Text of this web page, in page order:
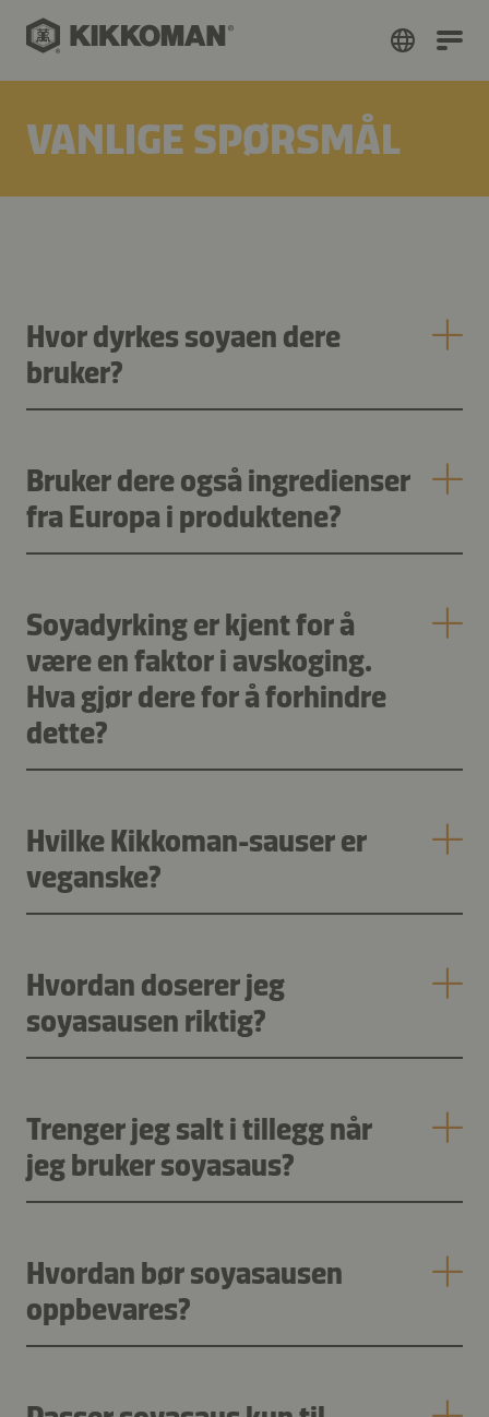
VANLIGE SPØRSMÅL
Hvor dyrkes soyaen dere
bruker?
Bruker dere også ingredienser
fra Europa i produktene?
Soyadyrking er kjent for å
være en faktor i avskoging.
Hva gjør dere for å forhindre
dette?
Hvilke Kikkoman-sauser er
veganske?
Hvordan doserer jeg
soyasausen riktig?
Trenger jeg salt i tillegg når
jeg bruker soyasaus?
Hvordan bør soyasausen
oppbevares?